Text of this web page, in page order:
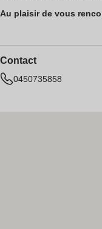
Au plaisir de vous
Contact
0450735858